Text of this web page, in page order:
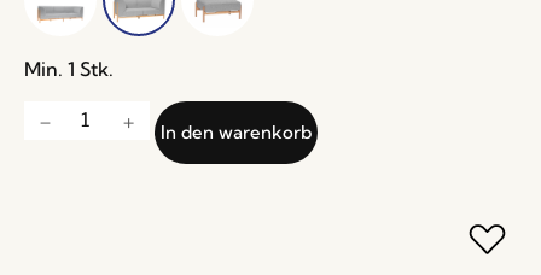
Min. 1 Stk.
In den warenkorb